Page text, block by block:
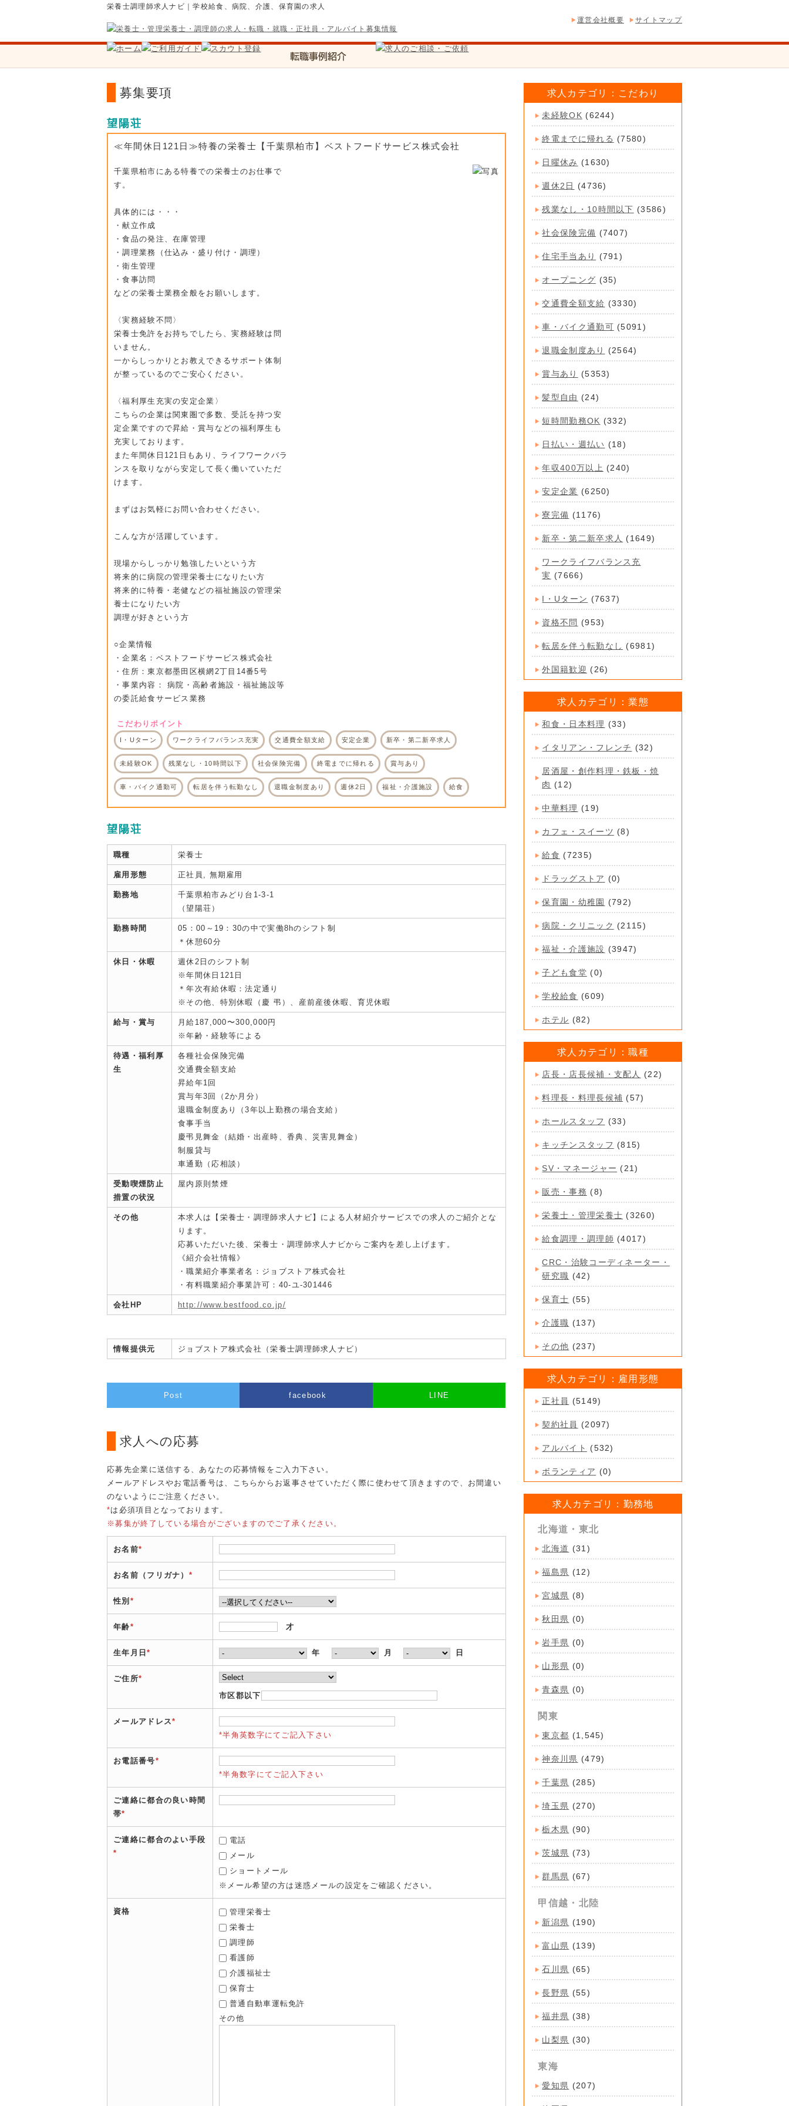
栄養士調理師求人ナビ｜学校給食、病院、介護、保育園の求人
運営会社概要
サイトマップ
募集要項
望陽荘
≪年間休日121日≫特養の栄養士【千葉県柏市】ベストフードサービス株式会社
千葉県柏市にある特養での栄養士のお仕事で
す。
具体的には・・・
・献立作成
・食品の発注、在庫管理
・調理業務（仕込み・盛り付け・調理）
・衛生管理
・食事訪問
などの栄養士業務全般をお願いします。
〈実務経験不問〉
栄養士免許をお持ちでしたら、実務経験は問
いません。
一からしっかりとお教えできるサポート体制
が整っているのでご安心ください。
〈福利厚生充実の安定企業〉
こちらの企業は関東圏で多数、受託を持つ安
定企業ですので昇給・賞与などの福利厚生も
充実しております。
また年間休日121日もあり、ライフワークバラ
ンスを取りながら安定して長く働いていただ
けます。
まずはお気軽にお問い合わせください。
こんな方が活躍しています。
現場からしっかり勉強したいという方
将来的に病院の管理栄養士になりたい方
将来的に特養・老健などの福祉施設の管理栄
養士になりたい方
調理が好きという方
○企業情報
・企業名：ベストフードサービス株式会社
・住所：東京都墨田区横網2丁目14番5号
・事業内容： 病院・高齢者施設・福祉施設等
の委託給食サービス業務
こだわりポイント
I・Uターン ワークライフバランス充実 交通費全額支給 安定企業 新卒・第二新卒求人
未経験OK 残業なし・10時間以下 社会保険完備 終電までに帰れる 賞与あり
車・バイク通勤可 転居を伴う転勤なし 退職金制度あり 週休2日 福祉・介護施設 給食
望陽荘
職種 栄養士
雇用形態 正社員, 無期雇用
勤務地
千葉県柏市みどり台1-3-1
（望陽荘）
勤務時間
05：00～19：30の中で実働8hのシフト制
＊休憩60分
休日・休暇
週休2日のシフト制
※年間休日121日
＊年次有給休暇：法定通り
※その他、特別休暇（慶 弔）、産前産後休暇、育児休暇
給与・賞与
月給187,000〜300,000円
※年齢・経験等による
待遇・福利厚
生
各種社会保険完備
交通費全額支給
昇給年1回
賞与年3回（2か月分）
退職金制度あり（3年以上勤務の場合支給）
⾷事⼿当
慶弔⾒舞⾦（結婚・出産時、⾹典、災害⾒舞⾦）
制服貸与
車通勤（応相談）
受動喫煙防止
措置の状況
屋内原則禁煙
その他
本求人は【栄養士・調理師求人ナビ】による人材紹介サービスでの求人のご紹介とな
ります。
応募いただいた後、栄養士・調理師求人ナビからご案内を差し上げます。
《紹介会社情報》
・職業紹介事業者名：ジョブストア株式会社
・有料職業紹介事業許可：40-ユ-301446
会社HP http://www.bestfood.co.jp/
情報提供元 ジョブストア株式会社（栄養士調理師求人ナビ）
Post facebook LINE
求人への応募
応募先企業に送信する、あなたの応募情報をご入力下さい。
メールアドレスやお電話番号は、こちらからお返事させていただく際に使わせて頂きますので、お間違い
のないようにご注意ください。
*は必須項目となっております。
※募集が終了している場合がございますのでご了承ください。
お名前*
お名前（フリガナ） *
性別 *
年齢* 才
生年月日* 年 月 日
ご住所*
市区郡以下
メールアドレス*
*半角英数字にてご記入下さい
お電話番号*
*半角数字にてご記入下さい
ご連絡に都合の良い時間
帯*
ご連絡に都合のよい手段
*
電話
メール
ショートメール
※メール希望の方は迷惑メールの設定をご確認ください。
資格
管理栄養士
栄養士
調理師
看護師
介護福祉士
保育士
普通自動車運転免許
その他
求人カテゴリ：こだわり
未経験OK (6244)
終電までに帰れる (7580)
日曜休み (1630)
週休2日 (4736)
残業なし・10時間以下 (3586)
社会保険完備 (7407)
住宅手当あり (791)
オープニング (35)
交通費全額支給 (3330)
車・バイク通勤可 (5091)
退職金制度あり (2564)
賞与あり (5353)
髪型自由 (24)
短時間勤務OK (332)
日払い・週払い (18)
年収400万以上 (240)
安定企業 (6250)
寮完備 (1176)
新卒・第二新卒求人 (1649)
ワークライフバランス充
実 (7666)
I・Uターン (7637)
資格不問 (953)
転居を伴う転勤なし (6981)
外国籍歓迎 (26)
求人カテゴリ：業態
和食・日本料理 (33)
イタリアン・フレンチ (32)
居酒屋・創作料理・鉄板・焼
肉 (12)
中華料理 (19)
カフェ・スイーツ (8)
給食 (7235)
ドラッグストア (0)
保育園・幼稚園 (792)
病院・クリニック (2115)
福祉・介護施設 (3947)
子ども食堂 (0)
学校給食 (609)
ホテル (82)
求人カテゴリ：職種
店長・店長候補・支配人 (22)
料理長・料理長候補 (57)
ホールスタッフ (33)
キッチンスタッフ (815)
SV・マネージャー (21)
販売・事務 (8)
栄養士・管理栄養士 (3260)
給食調理・調理師 (4017)
CRC・治験コーディネーター・
研究職 (42)
保育士 (55)
介護職 (137)
その他 (237)
求人カテゴリ：雇用形態
正社員 (5149)
契約社員 (2097)
アルバイト (532)
ボランティア (0)
求人カテゴリ：勤務地
北海道・東北
北海道 (31)
福島県 (12)
宮城県 (8)
秋田県 (0)
岩手県 (0)
山形県 (0)
青森県 (0)
関東
東京都 (1,545)
神奈川県 (479)
千葉県 (285)
埼玉県 (270)
栃木県 (90)
茨城県 (73)
群馬県 (67)
甲信越・北陸
新潟県 (190)
富山県 (139)
石川県 (65)
長野県 (55)
福井県 (38)
山梨県 (30)
東海
愛知県 (207)